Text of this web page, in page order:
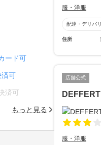
服・洋服
配達・デリバ
住所
店舗公式
DEFFERT
服・洋服
ード可
済可
済可
もっと見る